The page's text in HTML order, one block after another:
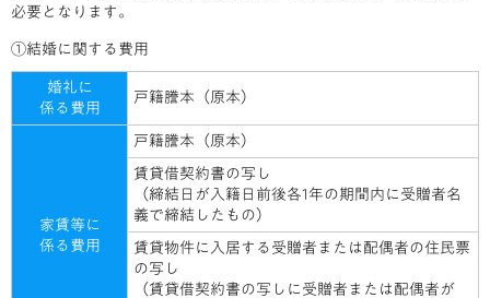
必要となります。
①結婚に関する費用
婚礼に
係る費用
戸籍謄本（原本）
家賃等に
係る費用
戸籍謄本（原本）
賃貸借契約書の写し
（締結日が入籍日前後各1年の期間内に受贈者名
義で締結したもの）
賃貸物件に入居する受贈者または配偶者の住民票
の写し
（賃貸借契約書の写しに受贈者または配偶者が